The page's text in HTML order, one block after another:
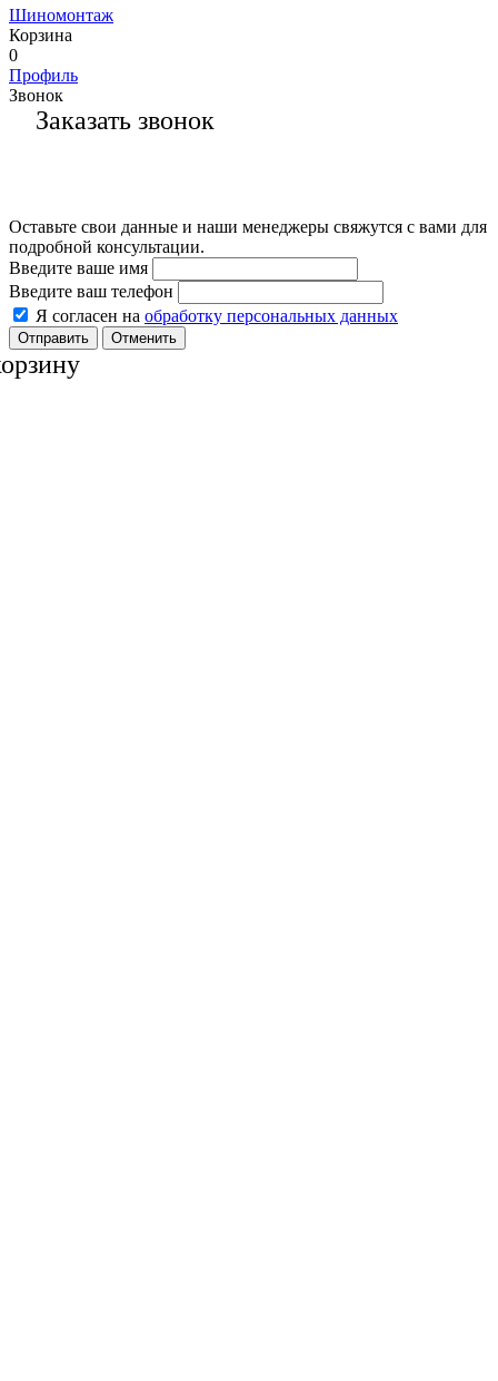
Шиномонтаж
Корзина
0
Профиль
Звонок
Заказать звонок
Оставьте свои данные и наши менеджеры свяжутся с вами для
подробной консультации.
Введите ваше имя
Введите ваш телефон
Я согласен на обработку персональных данных
Отменить